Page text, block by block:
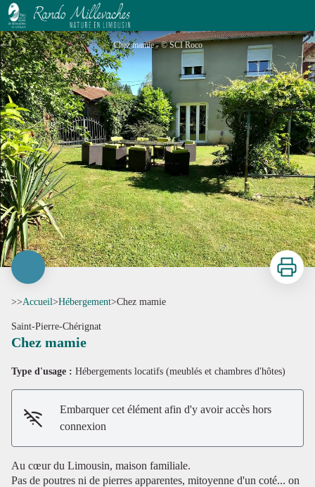
Chez mamie
Chez mamie - © SCI Roco
Voir l'image en plein écran
Imprimer
>>Accueil>Hébergement>Chez mamie
Saint-Pierre-Chérignat
Chez mamie
Type d'usage : Hébergements locatifs (meublés et chambres d'hôtes)
Embarquer cet élément afin d'y avoir accès hors
connexion
Au cœur du Limousin, maison familiale.
Pas de poutres ni de pierres apparentes, mitoyenne d'un coté... on